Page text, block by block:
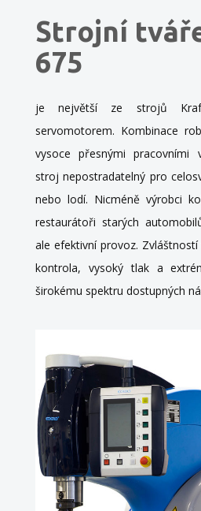
Strojní
675
je největší ze strojů
servomotorem. Kombinace
vysoce přesnými pracovními
stroj nepostradatelný pro
nebo lodí. Nicméně výrobci
restaurátoři starých
ale efektivní provoz.
kontrola, vysoký tlak a
širokému spektru dostupných